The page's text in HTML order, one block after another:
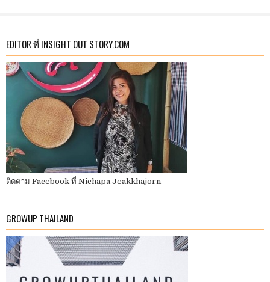
EDITOR ที่ INSIGHT OUT STORY.COM
ติดตาม Facebook ที่ Nichapa Jeakkhajorn
GROWUP THAILAND